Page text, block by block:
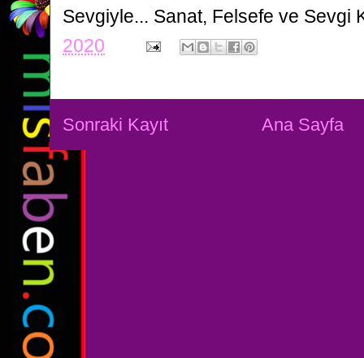
Sevgiyle... Sanat, Felsefe ve Sevgi
2020
Sonraki Kayıt Ana Sayfa